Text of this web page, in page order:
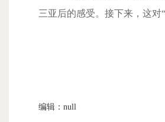
三亚后的感受。接下来，这
编辑：null